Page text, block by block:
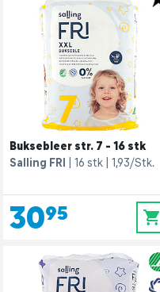
Buksebleer str. 7 - 16 stk
Salling FRI
16 stk 1,93/Stk.
30,95 0